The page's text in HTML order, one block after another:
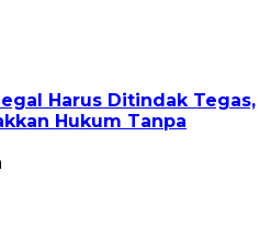
Harus Ditindak Tegas,
Hukum Tanpa